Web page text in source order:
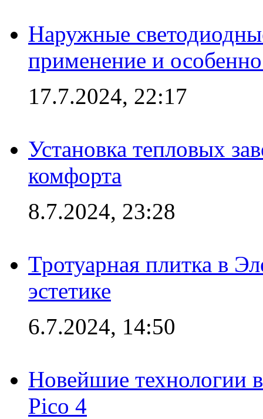
Наружные
применение и
17.7.2024, 22:17
Установка тепловых
комфорта
8.7.2024, 23:28
Тротуарная плитка в
эстетике
6.7.2024, 14:50
Новейшие технологии
Pico 4